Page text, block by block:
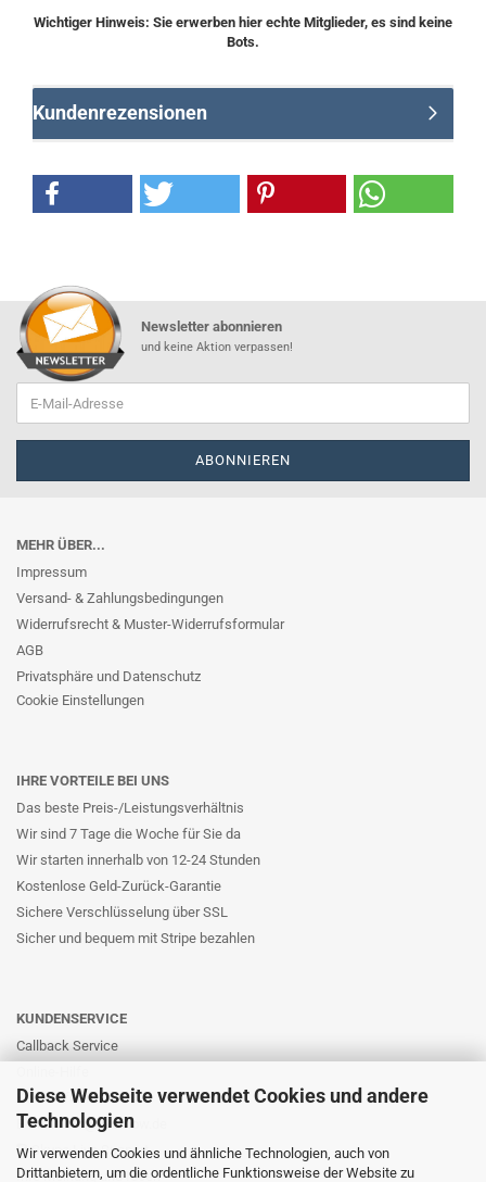
Diese Webseite verwendet Cookies und andere
Technologien
Wir verwenden Cookies und ähnliche Technologien, auch von
Drittanbietern, um die ordentliche Funktionsweise der Website zu
Wichtiger Hinweis: Sie erwerben hier echte Mitglieder, es sind keine
Bots.
Kundenrezensionen
Newsletter abonnieren
und keine Aktion verpassen!
MEHR ÜBER...
Impressum
Versand- & Zahlungsbedingungen
Widerrufsrecht & Muster-Widerrufsformular
AGB
Privatsphäre und Datenschutz
Cookie Einstellungen
IHRE VORTEILE BEI UNS
Das beste Preis-/Leistungsverhältnis
Wir sind 7 Tage die Woche für Sie da
Wir starten innerhalb von 12-24 Stunden
Kostenlose Geld-Zurück-Garantie
Sichere Verschlüsselung über SSL
Sicher und bequem mit Stripe bezahlen
KUNDENSERVICE
Callback Service
Kontaktformular
E-Mail: info@likernow.de
Skype Live Support
Ihre Meinung und Ideen